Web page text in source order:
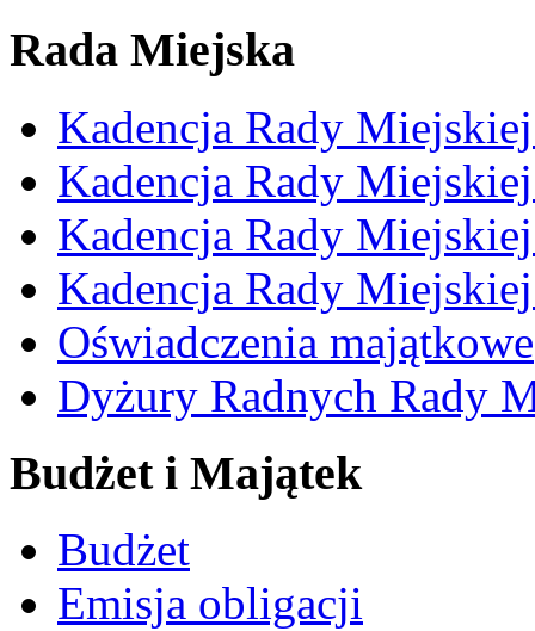
Rada Miejska
Kadencja Rady
Kadencja Rady
Kadencja Rady
Kadencja Rady
Oświadczenia majątkowe
Dyżury Radnych Rady
Budżet i Majątek
Budżet
Emisja obligacji